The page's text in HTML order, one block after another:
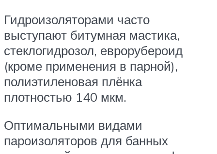
Гидроизоляторами часто
выступают битумная мастика,
стеклогидрозол, еврорубероид
(кроме применения в парной),
полиэтиленовая плёнка
плотностью 140 мкм.
Оптимальными видами
пароизоляторов для банных